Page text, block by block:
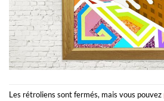
Les rétroliens sont fermés, mais vous pouvez